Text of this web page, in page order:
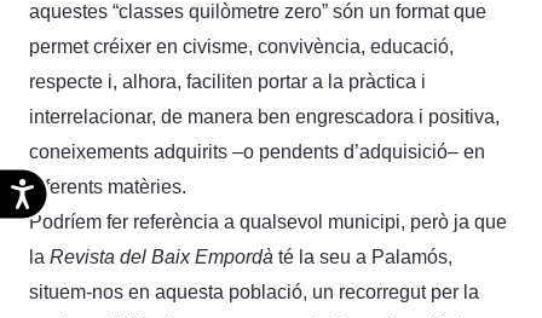
Accesibilidad
aquestes “classes quilòmetre zero” són un format que
permet créixer en civisme, convivència, educació,
respecte i, alhora, faciliten portar a la pràctica i
interrelacionar, de manera ben engrescadora i positiva,
coneixements adquirits –o pendents d’adquisició– en
diferents matèries.
Podríem fer referència a qualsevol municipi, però ja que
la Revista del Baix Empordà té la seu a Palamós,
situem-nos en aquesta població, un recorregut per la